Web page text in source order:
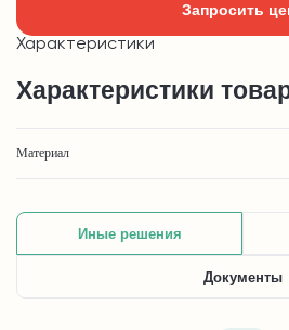
Запросить
Характеристики
Характеристики
Материал
Иные решения
Документы